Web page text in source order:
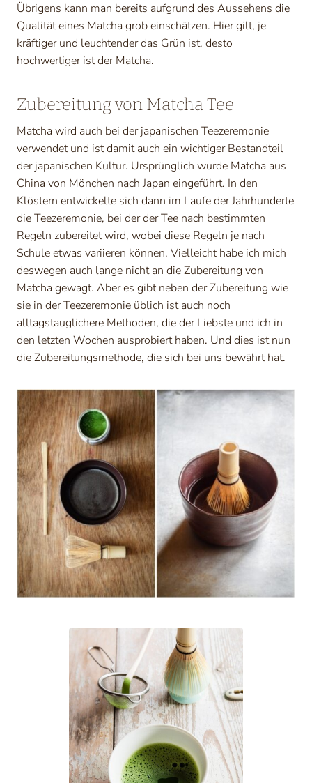
Übrigens kann man bereits aufgrund des Aussehens die
Qualität eines Matcha grob einschätzen. Hier gilt, je
kräftiger und leuchtender das Grün ist, desto
hochwertiger ist der Matcha.
Zubereitung von Matcha Tee
Matcha wird auch bei der japanischen Teezeremonie
verwendet und ist damit auch ein wichtiger Bestandteil
der japanischen Kultur. Ursprünglich wurde Matcha aus
China von Mönchen nach Japan eingeführt. In den
Klöstern entwickelte sich dann im Laufe der Jahrhunderte
die Teezeremonie, bei der der Tee nach bestimmten
Regeln zubereitet wird, wobei diese Regeln je nach
Schule etwas variieren können. Vielleicht habe ich mich
deswegen auch lange nicht an die Zubereitung von
Matcha gewagt. Aber es gibt neben der Zubereitung wie
sie in der Teezeremonie üblich ist auch noch
alltagstauglichere Methoden, die der Liebste und ich in
den letzten Wochen ausprobiert haben. Und dies ist nun
die Zubereitungsmethode, die sich bei uns bewährt hat.